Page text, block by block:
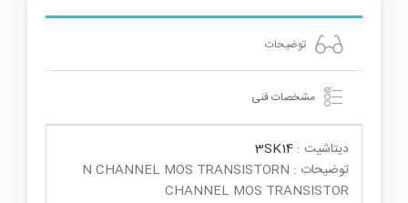
توضیحات
مشخصات فنی
دیتاشیت : 3SK14
توضیحات : N CHANNEL MOS TRANSISTORN
CHANNEL MOS TRANSISTOR